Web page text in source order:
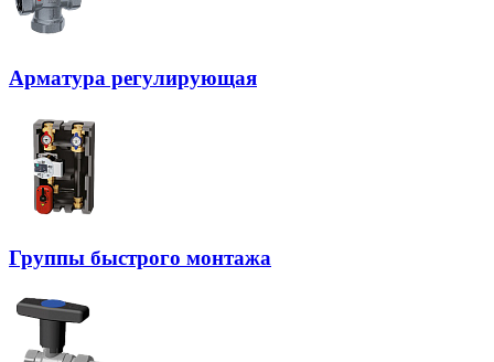
Арматура регулирующая
Группы быстрого монтажа